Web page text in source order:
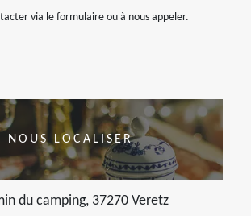
via le formulaire ou à nous appeler.
NOUS LOCALISER
du camping, 37270 Veretz